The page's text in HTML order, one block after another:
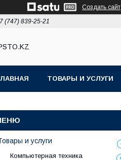
Создать сайт
(747) 839-25-21
ТОВАРЫ И УСЛУГИ
и услуги
Компьютерная техника